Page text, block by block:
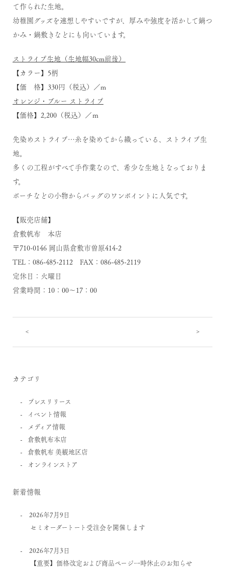
て作られた生地。
幼稚園グッズを連想しやすいですが、厚みや強度を活かして鍋つ
かみ・鍋敷きなどにも向いています。
ストライプ生地（生地幅30cm前後）
【カラー】5柄
【価 格】330円（税込）／m
オレンジ・ブルー ストライプ
【価格】2,200（税込）／ｍ
先染めストライプ…糸を染めてから織っている、ストライプ生
地。
多くの工程がすべて手作業なので、希少な生地となっておりま
す。
ポーチなどの小物からバッグのワンポイントに人気です。
【販売店舗】
倉敷帆布 本店
〒710-0146 岡山県倉敷市曽原414-2
TEL：086-485-2112 FAX：086-485-2119
定休日：火曜日
営業時間：10：00～17：00
< >
カテゴリ
プレスリリース
イベント情報
メディア情報
倉敷帆布本店
倉敷帆布 美観地区店
オンラインストア
新着情報
2026年7月9日
セミオーダートート受注会を開催します
2026年7月3日
【重要】価格改定および商品ページ一時休止のお知らせ